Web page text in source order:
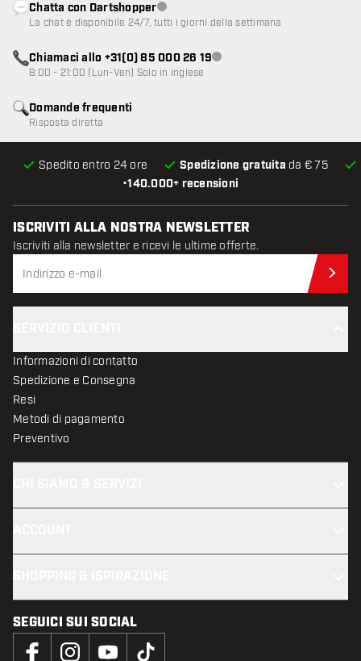
•140.000+ recensioni
Spedito entro 24 ore Spedizione gratuita da € 75
Domande frequenti
Risposta diretta
Chatta con DartshopperServizio clienti non disponibile
La chat è disponibile 24/7, tutti i giorni della settimana
Chiamaci allo +31(0) 85 000 26 19Servizio clienti non disponibile
8:00 - 21:00 (Lun-Ven) Solo in inglese
ISCRIVITI ALLA NOSTRA NEWSLETTER
Iscriviti alla newsletter e ricevi le ultime offerte.
Informazioni di contatto
Spedizione e Consegna
Resi
Metodi di pagamento
Preventivo
SEGUICI SUI SOCIAL